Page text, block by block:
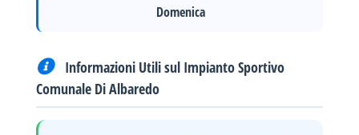
Domenica
Informazioni Utili sul Impianto Sportivo
Comunale Di Albaredo